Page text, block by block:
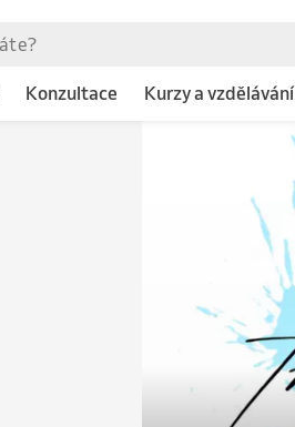
Konzultace Kurzy a vzdělávání